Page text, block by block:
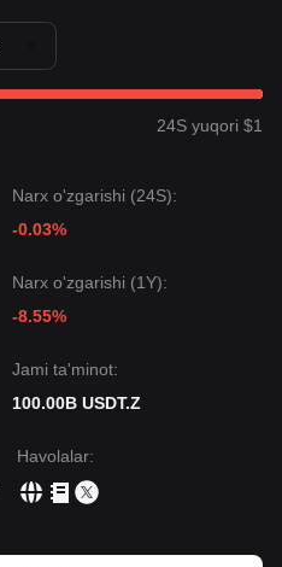
24S yuqori $1
Narx o'zgarishi (24S):
-0.03%
Narx o'zgarishi (1Y):
-8.55%
Jami ta'minot:
100.00B USDT.Z
Havolalar: